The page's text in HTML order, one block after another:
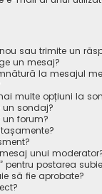
sau trimite un
un mesaj?
la mesajul
multe opțiuni la
sondaj?
forum?
unui
pentru postarea
să fie aprobate?